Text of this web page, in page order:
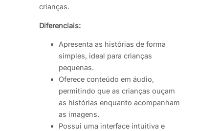
crianças.
Diferenciais:
Apresenta as histórias de forma
simples, ideal para crianças
pequenas.
Oferece conteúdo em áudio,
permitindo que as crianças ouçam
as histórias enquanto acompanham
as imagens.
Possui uma interface intuitiva e